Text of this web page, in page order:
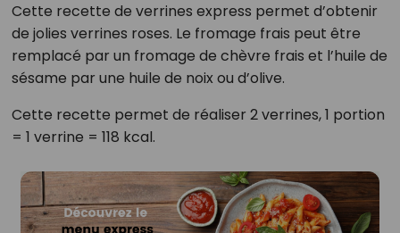
Cette recette de verrines express permet d’obtenir
de jolies verrines roses. Le fromage frais peut être
remplacé par un fromage de chèvre frais et l’huile de
sésame par une huile de noix ou d’olive.
Cette recette permet de réaliser 2 verrines, 1 portion
= 1 verrine = 118 kcal.